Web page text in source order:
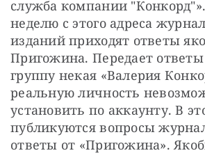
служба компании
неделю с этого адреса
изданий приходят ответы
Пригожина. Передает
группу некая «Валерия
реальную личность
установить по аккаунту. В
публикуются вопросы
ответы от «Пригожина».